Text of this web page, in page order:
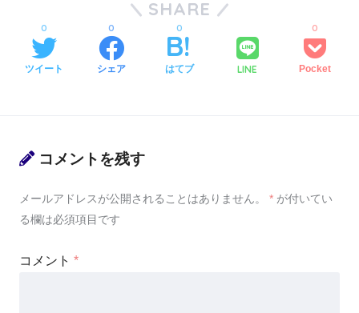
SHARE
ツイート
0
シェア
0
はてブ
0
LINE Pocket
0
コメントを残す
メールアドレスが公開されることはありません。 * が付いてい
る欄は必須項目です
コメント *